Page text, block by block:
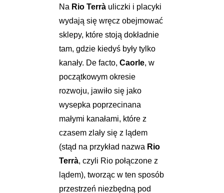
Na Rio Terràuliczki i placyki
wydają się wręcz obejmować
sklepy, które stoją dokładnie
tam, gdzie kiedyś były tylko
kanały. De facto, Caorle, w
początkowym okresie
rozwoju, jawiło się jako
wysepka poprzecinana
małymi kanałami, które z
czasem zlały się z lądem
(stąd na przykład nazwa Rio
Terrà, czyli Rio połączone z
lądem), tworząc w ten sposób
przestrzeń niezbędną pod